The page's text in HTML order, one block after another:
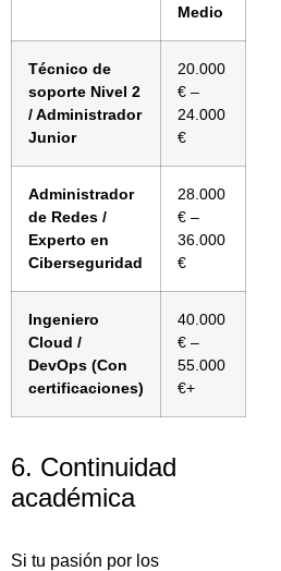
Medio
Técnico de
soporte Nivel 2
/ Administrador
Junior
20.000
€ –
24.000
€
Administrador
de Redes /
Experto en
Ciberseguridad
28.000
€ –
36.000
€
Ingeniero
Cloud /
DevOps (Con
certificaciones)
40.000
€ –
55.000
€+
6. Continuidad
académica
Si tu pasión por los